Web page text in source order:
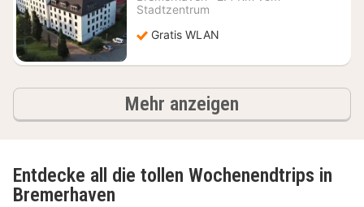
€
Stadtzentrum
Gratis WLAN
Mehr anzeigen
Entdecke all die tollen Wochenendtrips in
Bremerhaven